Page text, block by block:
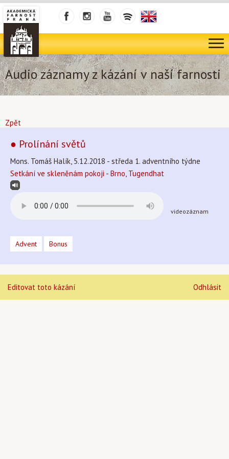
Audio záznamy z kázání v naší farnosti
Zpět
● Prolínání světů
Mons. Tomáš Halík, 5.12.2018 - středa 1. adventního týdne
Setkání ve skleněnám pokoji - Brno, Tugendhat
videozáznam
Advent Bonus
Editovat toto kázání Odhlásit